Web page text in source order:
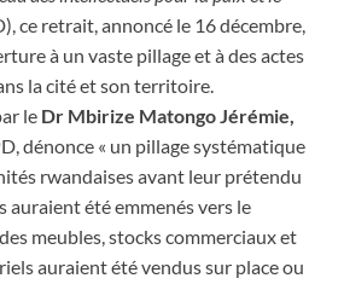
ce retrait, annoncé le 16 décembre,
à un vaste pillage et à des actes
la cité et son territoire.
le Dr Mbirize Matongo Jérémie,
dénonce « un pillage systématique
rwandaises avant leur prétendu
auraient été emmenés vers le
meubles, stocks commerciaux et
auraient été vendus sur place ou